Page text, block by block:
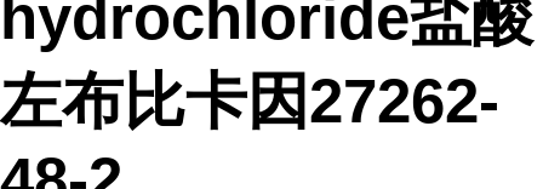
hydrochloride盐酸
左布比卡因27262-